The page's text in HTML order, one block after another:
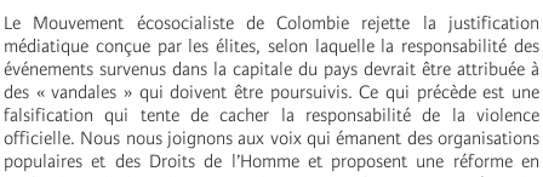
Le Mouvement écosocialiste de Colombie rejette la justification
médiatique conçue par les élites, selon laquelle la responsabilité des
événements survenus dans la capitale du pays devrait être attribuée à
des « vandales » qui doivent être poursuivis. Ce qui précède est une
falsification qui tente de cacher la responsabilité de la violence
officielle. Nous nous joignons aux voix qui émanent des organisations
populaires et des Droits de l’Homme et proposent une réforme en